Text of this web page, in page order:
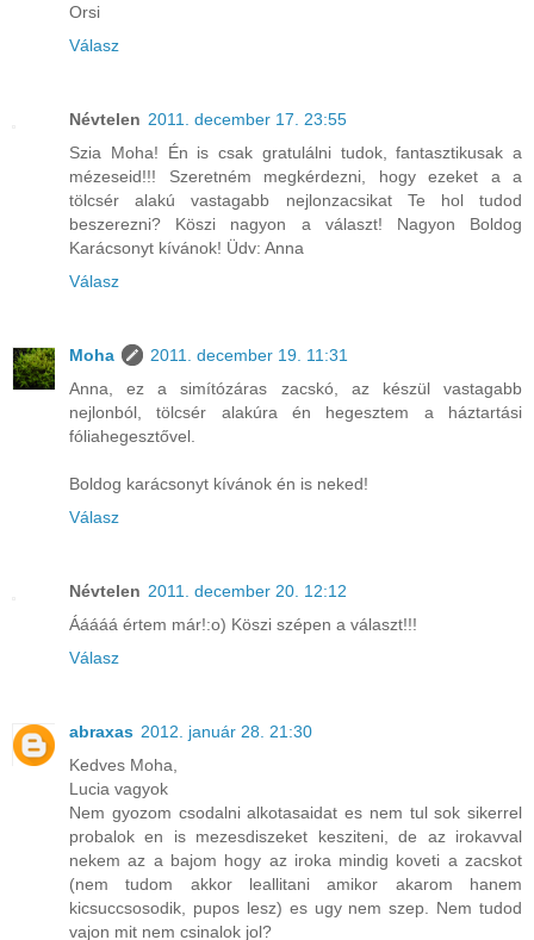
Orsi
Válasz
Névtelen 2011. december 17. 23:55
Szia Moha! Én is csak gratulálni tudok, fantasztikusak a
mézeseid!!! Szeretném megkérdezni, hogy ezeket a a
tölcsér alakú vastagabb nejlonzacsikat Te hol tudod
beszerezni? Köszi nagyon a választ! Nagyon Boldog
Karácsonyt kívánok! Üdv: Anna
Válasz
Moha
2011. december 19. 11:31
Anna, ez a simítózáras zacskó, az készül vastagabb
nejlonból, tölcsér alakúra én hegesztem a háztartási
fóliahegesztővel.
Boldog karácsonyt kívánok én is neked!
Válasz
Névtelen 2011. december 20. 12:12
Ááááá értem már!:o) Köszi szépen a választ!!!
Válasz
abraxas 2012. január 28. 21:30
Kedves Moha,
Lucia vagyok
Nem gyozom csodalni alkotasaidat es nem tul sok sikerrel
probalok en is mezesdiszeket kesziteni, de az irokavval
nekem az a bajom hogy az iroka mindig koveti a zacskot
(nem tudom akkor leallitani amikor akarom hanem
kicsuccsosodik, pupos lesz) es ugy nem szep. Nem tudod
vajon mit nem csinalok jol?